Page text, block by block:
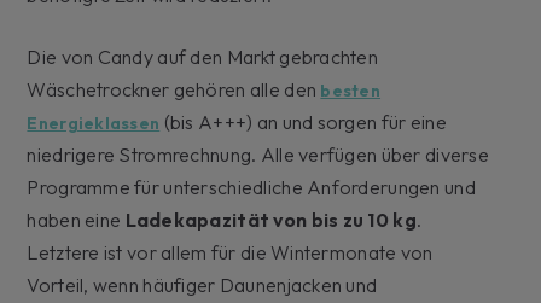
Die von Candy auf den Markt gebrachten
Wäschetrockner gehören alle den besten
Energieklassen (bis A+++) an und sorgen für eine
niedrigere Stromrechnung. Alle verfügen über diverse
Programme für unterschiedliche Anforderungen und
haben eine Ladekapazität von bis zu 10 kg.
Letztere ist vor allem für die Wintermonate von
Vorteil, wenn häufiger Daunenjacken und